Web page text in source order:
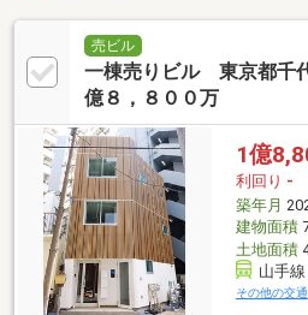
売ビル
一棟売りビル 東京都千
億８，８００万
1億
利回り -
築年月
建物面積
土地面積
山手
その他の交通